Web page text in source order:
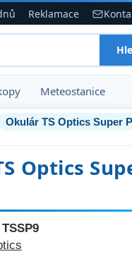
Reklamace
Meteostanice
Okulár TS Optics Super
Optics
TSSP9